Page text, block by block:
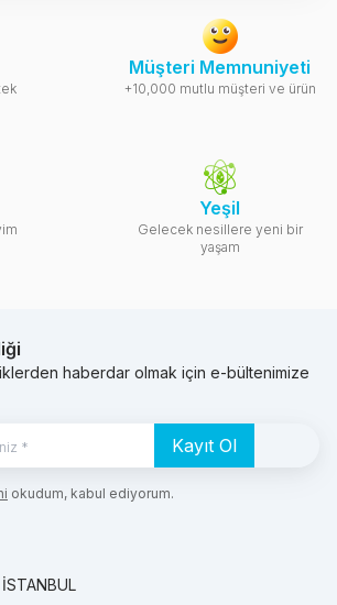
Müşteri Memnuniyeti
+10,000 mutlu müşteri ve ürün
Yeşil
Gelecek nesillere yeni bir
yaşam
haberdar olmak için e-bültenimize
Kayıt Ol
okudum, kabul ediyorum.